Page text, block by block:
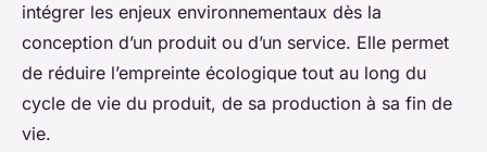
intégrer les enjeux environnementaux dès la
conception d’un produit ou d’un service. Elle permet
de réduire l’empreinte écologique tout au long du
cycle de vie du produit, de sa production à sa fin de
vie.